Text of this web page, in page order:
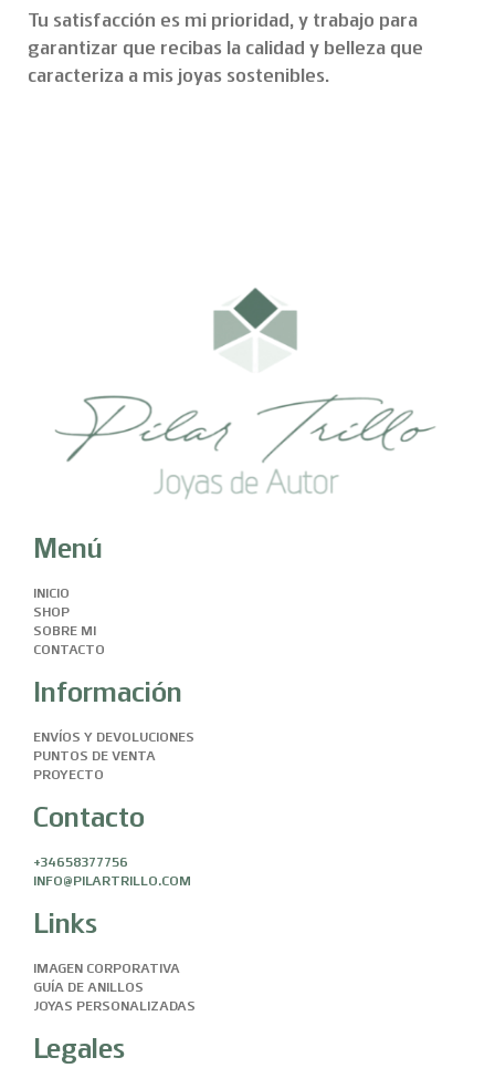
Tu satisfacción es mi prioridad, y trabajo para
garantizar que recibas la calidad y belleza que
caracteriza a mis joyas sostenibles.
Menú
INICIO
SHOP
SOBRE MI
CONTACTO
Información
ENVÍOS Y DEVOLUCIONES
PUNTOS DE VENTA
PROYECTO
Contacto
+34658377756
INFO@PILARTRILLO.COM
Links
IMAGEN CORPORATIVA
GUÍA DE ANILLOS
JOYAS PERSONALIZADAS
Legales